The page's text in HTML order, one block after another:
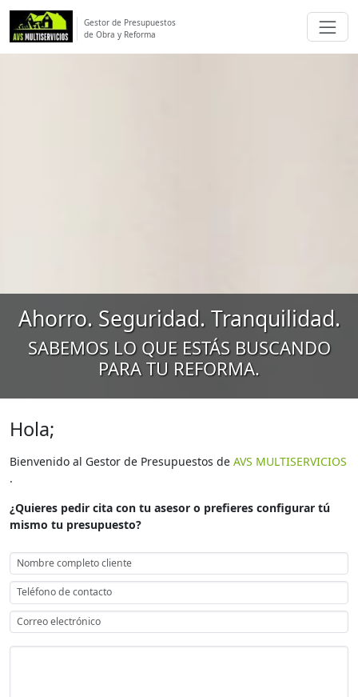
Gestor de Presupuestos
de Obra y Reforma
Ahorro. Seguridad. Tranquilidad.
SABEMOS LO QUE ESTÁS BUSCANDO
PARA TU REFORMA.
Hola;
Bienvenido al Gestor de Presupuestos de AVS MULTISERVICIOS
.
¿Quieres pedir cita con tu asesor o prefieres configurar tú
mismo tu presupuesto?